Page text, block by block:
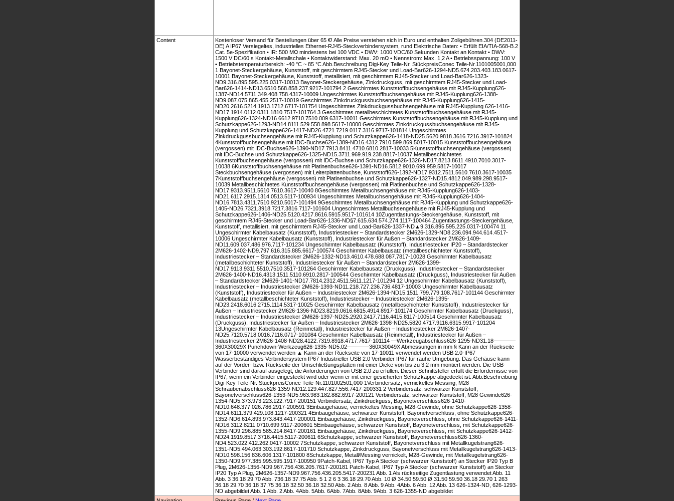
Content
Kostenloser Versand für Bestellungen über 65 €! Alle Preise verstehen sich in Euro und enthalten Zollgebühren.304 (DE2011-
DE) A IP67 Versiegeltes, industrielles Ethernet-RJ45-Steckverbindersystem, rund Elektrische Daten: • Erfüllt EIA/TIA-568-B.2
Cat. 5e-Spezifikation • IR: 500 MΩ mindestens bei 100 VDC • DWV: 1000 VDC/60 Sekunden Kontakt an Kontakt • DWV:
1500 V DC/60 s Kontakt-Metallschale • Kontaktwiderstand: Max. 20 mΩ • Nennstrom: Max. 1,2 A • Betriebsspannung: 100 V
• Betriebstemperaturbereich: -40 °C ~ 85 °C Abb.Beschreibung Digi-Key Teile-Nr. StückpreisConec Teile-Nr.1101005001,000
1 Bayonet-Steckergehäuse, Kunststoff, mit geschirmtem RJ45-Stecker und Load-Bar626-1294-ND5.674.203.403.183.0617-
10001 Bayonet-Steckergehäuse, Kunststoff, metallisiert, mit geschirmtem RJ45-Stecker und Load-Bar626-1323-
ND9.316.895.595.225.0317-10013 Bayonet-Steckergehäuse, Zinkdruckguss, mit geschirmtem RJ45-Stecker und Load-
Bar626-1414-ND13.6510.568.858.237.9217-101794 2 Geschirmtes Kunststoffbuchsengehäuse mit RJ45-Kupplung626-
1387-ND14.5711.349.408.758.4317-10009 Ungeschirmtes Kunststoffbuchsengehäuse mit RJ45-Kupplung626-1388-
ND9.087.075.865.455.2517-10019 Geschirmtes Zinkdruckgussbuchsengehäuse mit RJ45-Kupplung626-1415-
ND20.2616.5214.1913.1712.6717-101754 Ungeschirmtes Zinkdruckgussbuchsengehäuse mit RJ45-Kupplung 626-1416-
ND17.1914.0112.0311.1810.7517-101764 3 Geschirmtes metallbeschichtetes Kunststoffbuchsengehäuse mit RJ45-
Kupplung626-1324-ND16.6612.9710.7510.009.6317-10011 Geschirmtes Kunststoffbuchsengehäuse mit RJ45-Kupplung und
Schutzkappe626-1293-ND14.8111.529.558.898.5617-10000 Geschirmtes Zinkdruckgussbuchsengehäuse mit RJ45-
Kupplung und Schutzkappe626-1417-ND26.4721.7219.0117.3116.9717-101814 Ungeschirmtes
Zinkdruckgussbuchsengehäuse mit RJ45-Kupplung und Schutzkappe626-1418-ND25.5620.9818.3616.7216.3917-101824
4Kunststoffbuchsengehäuse mit IDC-Buchse626-1389-ND16.4312.7910.599.869.5017-10015 Kunststoffbuchsengehäuse
(vergossen) mit IDC-Buchse626-1390-ND17.7913.8411.4710.6810.2817-10033 5Kunststoffbuchsengehäuse (vergossen)
mit IDC-Buchse und Schutzkappe626-1325-ND15.3711.969.919.238.8817-10037 Metallbeschichtetes
Kunststoffbuchsengehäuse (vergossen) mit IDC-Buchse und Schutzkappe626-1326-ND17.8213.8611.4910.7010.3017-
10038 6Kunststoffbuchsengehäuse mit Platinenbuchse626-1391-ND16.5812.9010.699.959.5817-10017
Steckbuchsengehäuse (vergossen) mit Leiterplattenbuchse, Kunststoff626-1392-ND17.9312.7511.5610.7610.3617-10035
7Kunststoffbuchsengehäuse (vergossen) mit Platinenbuchse und Schutzkappe626-1327-ND15.4812.049.989.298.9517-
10039 Metallbeschichtetes Kunststoffbuchsengehäuse (vergossen) mit Platinenbuchse und Schutzkappe626-1328-
ND17.9313.9511.5610.7610.3617-10040 8Geschirmtes Metallbuchsengehäuse mit RJ45-Kupplung626-1403-
ND21.6117.2915.1314.0513.5117-100934 Ungeschirmtes Metallbuchsengehäuse mit RJ45-Kupplung626-1404-
ND16.7813.4311.7510.9210.5017-101494 9Geschirmtes Metallbuchsengehäuse mit RJ45-Kupplung und Schutzkappe626-
1405-ND26.7321.3918.7217.3816.7117-101604 Ungeschirmtes Metallbuchsengehäuse mit RJ45-Kupplung und
Schutzkappe626-1406-ND25.5120.4217.8616.5915.9517-101614 10Zugentlastungs-Steckergehäuse, Kunststoff, mit
geschirmtem RJ45-Stecker und Load-Bar626-1336-ND§7.615.634.574.274.1117-100464 Zugentlastungs-Steckergehäuse,
Kunststoff, metallisiert, mit geschirmtem RJ45-Stecker und Load-Bar626-1337-ND▲9.316.895.595.225.0317-100474 11
Ungeschirmter Kabelbausatz (Kunststoff), Industriestecker – Standardstecker 2M626-1329-ND8.236.094.944.614.4517-
10006 Ungeschirmter Kabelbausatz (Kunststoff), Industriestecker für Außen – Standardstecker 2M626-1409-
ND11.609.037.486.976.7117-101234 Ungeschirmter Kabelbausatz (Kunststoff), Industriestecker IP20 – Standardstecker
2M626-1402-ND9.797.616.315.885.6617-100574 Geschirmter Kabelbausatz (metallbeschichteter Kunststoff),
Industriestecker – Standardstecker 2M626-1332-ND13.4610.478.688.087.7817-10028 Geschirmter Kabelbausatz
(metallbeschichteter Kunststoff), Industriestecker für Außen – Standardstecker 2M626-1399-
ND17.9113.9311.5510.7510.3517-101264 Geschirmter Kabelbausatz (Druckguss), Industriestecker – Standardstecker
2M626-1400-ND16.4313.1511.5110.6910.2817-100544 Geschirmter Kabelbausatz (Druckguss), Industriestecker für Außen
– Standardstecker 2M626-1401-ND17.7814.2312.4511.5611.1217-101294 12 Ungeschirmter Kabelbausatz (Kunststoff),
Industriestecker – Industriestecker 2M626-1393-ND11.218.727.236.736.4817-10003 Ungeschirmter Kabelbausatz
(Kunststoff), Industriestecker für Außen – Industriestecker 2M626-1394-ND15.1511.799.779.108.7617-101144 Geschirmter
Kabelbausatz (metallbeschichteter Kunststoff), Industriestecker – Industriestecker 2M626-1395-
ND23.2418.6016.2715.1114.5317-10025 Geschirmter Kabelbausatz (metallbeschichteter Kunststoff), Industriestecker für
Außen – Industriestecker 2M626-1396-ND23.8219.0616.6815.4914.8917-101174 Geschirmter Kabelbausatz (Druckguss),
Industriestecker – Industriestecker 2M626-1397-ND25.2920.2417.7116.4415.8117-100514 Geschirmter Kabelbausatz
(Druckguss), Industriestecker für Außen – Industriestecker 2M626-1398-ND25.5820.4717.9116.6315.9917-101204
13Ungeschirmter Kabelbausatz (Reinmetall), Industriestecker für Außen – Industriestecker 2M626-1407-
ND25.7120.5718.0016.7116.0717-101084 Geschirmter Kabelbausatz (Reinmetall), Industriestecker für Außen –
Industriestecker 2M626-1408-ND28.4122.7319.8918.4717.7617-101114 —Werkzeugabschluss626-1295-ND31.18————
360X30029X Punchdown-Werkzeug626-1335-ND5.02————360X30049X Abmessungen in mm § Kann an der Rückseite
von 17-10000 verwendet werden ▲ Kann an der Rückseite von 17-10011 verwendet werden USB 2.0-IP67
Wasserbeständiges Verbindersystem IP67 Industrieller USB 2.0 Verbinder IP67 für rauhe Umgebung. Das Gehäuse kann
auf der Vorder- bzw. Rückseite der Umschließungsplatten mit einer Dicke von bis zu 3,2 mm montiert werden. Die USB-
Verbinder sind darauf ausgelegt, die Anforderungen von USB 2.0 zu erfüllen. Dieser Schnittsteller erfüllt die Erfordernisse von
IP67, wenn ein Verbinder eingesteckt wird oder wenn er mit einer gesicherten Schutzkappe abgedeckt ist. Abb.Beschreibung
Digi-Key Teile-Nr. StückpreisConec Teile-Nr.1101002501,000 1Verbindersatz, vernickeltes Messing, M28
Schraubenabschluss626-1359-ND12.129.447.827.556.7417-200331 2 Verbindersatz, schwarzer Kunststoff,
Bayonetverschluss626-1353-ND5.963.983.182.882.6917-200121 Verbindersatz, schwarzer Kunststoff, M28 Gewinde626-
1354-ND5.373.973.223.122.7917-200151 Verbindersatz, Zinkdruckguss, Bayonetverschluss626-1410-
ND10.648.377.026.786.2917-200591 3Einbaugehäuse, vernickeltes Messing, M28-Gewinde, ohne Schutzkappe626-1358-
ND14.6111.379.429.108.1217-200321 4Einbaugehäuse, schwarzer Kunststoff, Bayonetverschluss, ohne Schutzkappe626-
1352-ND6.614.893.973.843.4417-200001 Einbaugehäuse, Zinkdruckguss, Bayonetverschluss, ohne Schutzkappe626-1411-
ND16.3112.8211.0710.699.9117-200601 5Einbaugehäuse, schwarzer Kunststoff, Bayonetverschluss, mit Schutzkappe626-
1355-ND9.296.885.585.214.8417-200161 Einbaugehäuse, Zinkdruckguss, Bayonetverschluss, mit Schutzkappe626-1412-
ND24.1919.8517.3716.4415.5117-200611 6Schutzkappe, schwarzer Kunststoff, Bayonetverschluss626-1360-
ND4.523.022.412.262.0417-10002 7Schutzkappe, schwarzer Kunststoff, Bayonetverschluss mit Metallkugelstrang626-
1351-ND5.494.063.303.192.8617-101710 Schutzkappe, Zinkdruckguss, Bayonetverschluss mit Metallkugelstrang626-1413-
ND10.598.156.836.606.1317-101800 8Schutzkappe, Metall/Messing vernickelt, M28-Gewinde, mit Metallkugelstrang626-
1350-ND9.977.385.995.595.1917-100950 9Patch-Kabel, IP67 Typ A Stecker (schwarzer Kunststoff) an Stecker IP20 Typ B
Plug, 2M626-1356-ND9.967.756.436.205.7617-200181 Patch-Kabel, IP67 Typ A Stecker (schwarzer Kunststoff) an Stecker
IP20 Typ A Plug, 2M626-1357-ND9.967.756.436.205.5417-200231 Abb. 1 Als rückseitige Zugentlastung verwendet Abb. 11
Abb. 3 36.18 29.70 Abb. 736.18 37.75 Abb. 5 1 2 6 3 36.18 29.70 Abb. 10 Ø 34.50 59.50 Ø 31.50 59.50 36.18 29.70 1 263
36.18 29.70 36.18 37.75 36.18 32.50 36.18 32.50 Abb. 2 Abb. 8 Abb. 9 Abb. 4Abb. 6 Abb. 12 Abb. 13 626-1324-ND, 626-1293-
ND abgebildet Abb. 1 Abb. 2 Abb. 4Abb. 5Abb. 6Abb. 7Abb. 8Abb. 9Abb. 3 626-1355-ND abgebildet